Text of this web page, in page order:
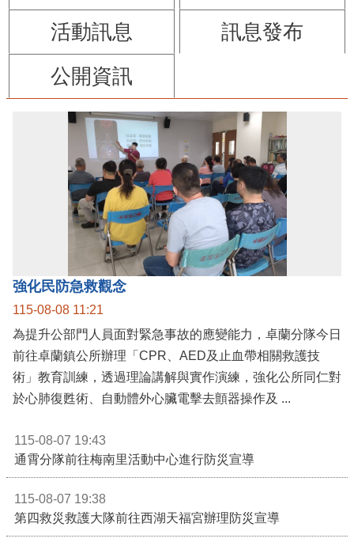
活動訊息
訊息發布
公開資訊
強化民防急救觀念
115-08-08 11:21
為提升公部門人員面對緊急事故的應變能力，卓蘭分隊今日
前往卓蘭鎮公所辦理「CPR、AED及止血帶相關救護技
術」教育訓練，透過理論講解與實作演練，強化公所同仁對
於心肺復甦術、自動體外心臟電擊去顫器操作及 ...
115-08-07 19:43
通霄分隊前往梅南里活動中心進行防災宣導
115-08-07 19:38
第四救災救護大隊前往西湖天福宮辦理防災宣導